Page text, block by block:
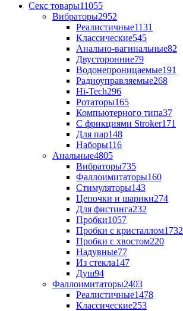
Секс товары11055
Вибраторы2952
Реалистичные1131
Классические545
Анально-вагинальные82
Двусторонние79
Водонепроницаемые191
Радиоуправляемые268
Hi-Tech296
Ротаторы165
Компьютерного типа37
С фрикциями Stroker171
Для пар148
Наборы116
Анальные4805
Вибраторы735
Фаллоимитаторы160
Стимуляторы143
Цепочки и шарики274
Для фистинга232
Пробки1057
Пробки с кристаллом1732
Пробки с хвостом220
Надувные77
Из стекла147
Душ94
Фаллоимитаторы2403
Реалистичные1478
Классические253